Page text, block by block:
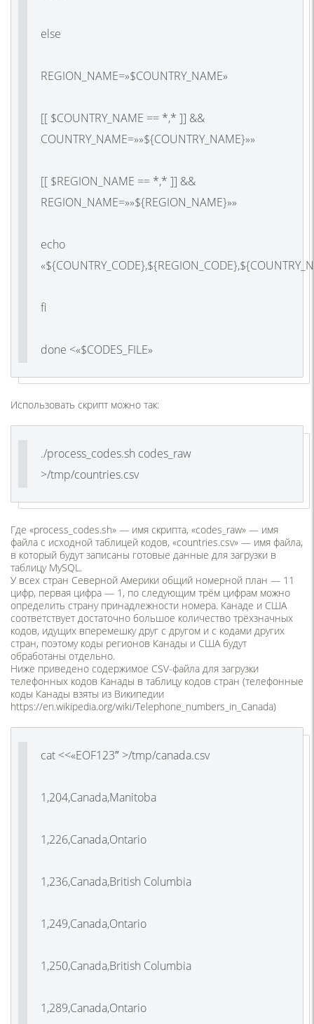
else
REGION_NAME=»$COUNTRY_NAME»
[[ $COUNTRY_NAME == *,* ]] &&
COUNTRY_NAME=»»${COUNTRY_NAME}»»
[[ $REGION_NAME == *,* ]] &&
REGION_NAME=»»${REGION_NAME}»»
echo
fi
done <«$CODES_FILE»
Использовать скрипт можно так:
./process_codes.sh codes_raw
>/tmp/countries.csv
Где «process_codes.sh» — имя скрипта, «codes_raw» — имя
файла с исходной таблицей кодов, «countries.csv» — имя файла,
в который будут записаны готовые данные для загрузки в
таблицу MySQL.
У всех стран Северной Америки общий номерной план — 11
цифр, первая цифра — 1, по следующим трём цифрам можно
определить страну принадлежности номера. Канаде и США
соответствует достаточно большое количество трёхзначных
кодов, идущих вперемешку друг с другом и с кодами других
стран, поэтому коды регионов Канады и США будут
обработаны отдельно.
Ниже приведено содержимое CSV-файла для загрузки
телефонных кодов Канады в таблицу кодов стран (телефонные
коды Канады взяты из Википедии
https://en.wikipedia.org/wiki/Telephone_numbers_in_Canada)
cat <<«EOF123″ >/tmp/canada.csv
1,204,Canada,Manitoba
1,226,Canada,Ontario
1,236,Canada,British Columbia
1,249,Canada,Ontario
1,250,Canada,British Columbia
1,289,Canada,Ontario